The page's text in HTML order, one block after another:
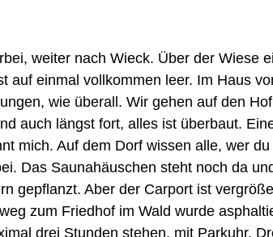
weiter nach Wieck. Über der Wiese
auf einmal vollkommen leer. Im Haus
wie überall. Wir gehen auf den
auch längst fort, alles ist überbaut.
mich. Auf dem Dorf wissen alle, wer du
Das Saunahäuschen steht noch da
gepflanzt. Aber der Carport ist
zum Friedhof im Wald wurde
drei Stunden stehen, mit Parkuhr.